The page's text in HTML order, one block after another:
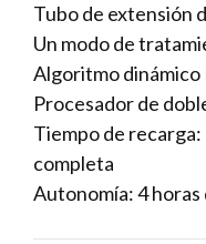
Tubo de extensión
Un modo de
Algoritmo
Procesador de
Tiempo de
completa
Autonomía: 4